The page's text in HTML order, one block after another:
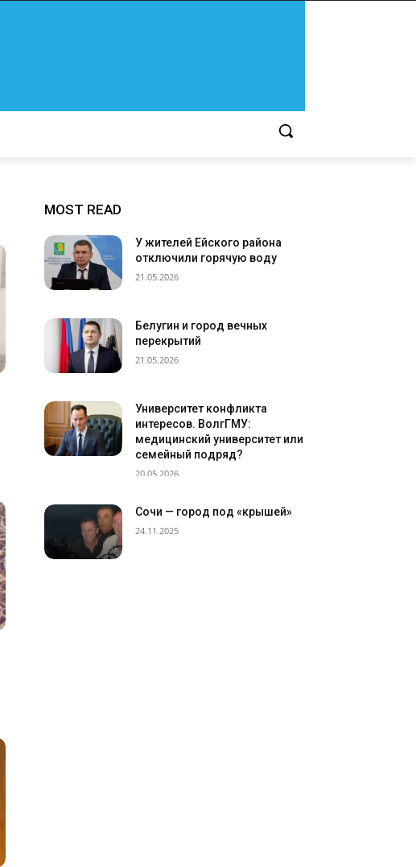
MOST READ
У жителей Ейского района
отключили горячую воду
21.05.2026
Белугин и город вечных
перекрытий
21.05.2026
Университет конфликта
интересов. ВолгГМУ:
медицинский университет или
семейный подряд?
20.05.2026
Сочи — город под «крышей»
24.11.2025